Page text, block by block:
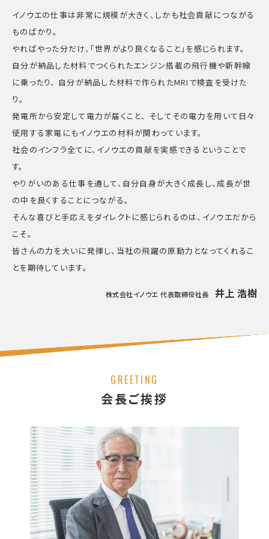
イノウエの仕事は非常に規模が大きく、しかも社会貢献につながる
ものばかり。
やればやった分だけ、「世界がより良くなること」を感じられます。
自分が納品した材料でつくられたエンジン搭載の飛行機や新幹線
に乗ったり、 自分が納品した材料で作られたMRIで検査を受けた
り。
発電所から安定して電力が届くこと、 そしてその電力を用いて日々
使用する家電にもイノウエの材料が関わっています。
社会のインフラ全てに、イノウエの貢献を実感できるということで
す。
やりがいのある仕事を通して、自分自身が大きく成長し、成長が世
の中を良くすることにつながる。
そんな喜びと手応えをダイレクトに感じられるのは、イノウエだから
こそ。
皆さんの力を大いに発揮し、当社の飛躍の原動力となってくれるこ
とを期待しています。
株式会社イノウエ 代表取締役社長 井上 浩樹
GREETING
会長ご挨拶